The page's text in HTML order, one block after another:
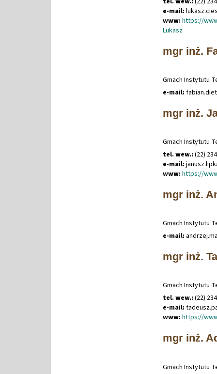
e-mail: lukasz.
www: https://
Lukasz
mgr inż.
Gmach Instytutu
e-mail: fabian.
mgr inż.
Gmach Instytutu
tel. wew.: (22)
e-mail: janusz.
www: https://
mgr inż.
Gmach Instytutu
e-mail: andrzej.
mgr inż.
Gmach Instytutu
tel. wew.: (22)
e-mail: tadeusz.
www: https://
mgr inż.
Gmach Instytutu